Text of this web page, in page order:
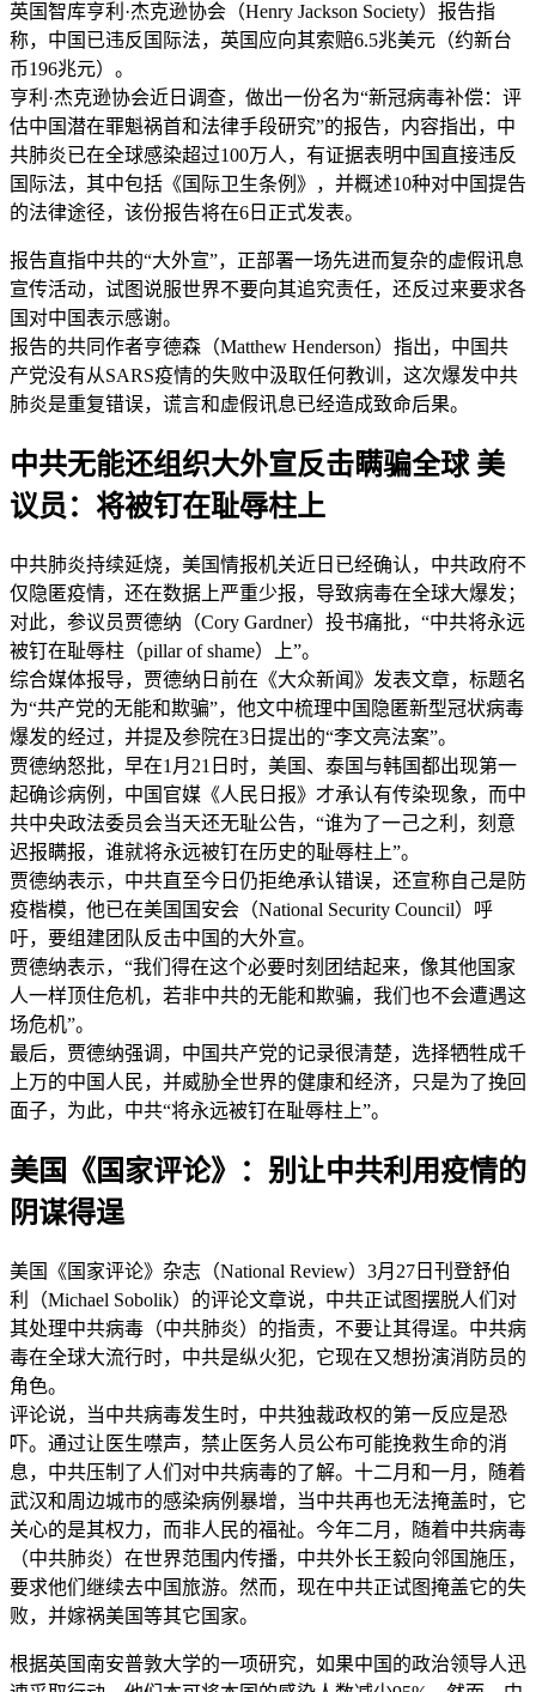
英国智库亨利·杰克逊协会（Henry Jackson Society）报告指
称，中国已违反国际法，英国应向其索赔6.5兆美元（约新台
币196兆元）。
亨利·杰克逊协会近日调查，做出一份名为“新冠病毒补偿：评
估中国潜在罪魁祸首和法律手段研究”的报告，内容指出，中
共肺炎已在全球感染超过100万人，有证据表明中国直接违反
国际法，其中包括《国际卫生条例》，并概述10种对中国提告
的法律途径，该份报告将在6日正式发表。
报告直指中共的“大外宣”，正部署一场先进而复杂的虚假讯息
宣传活动，试图说服世界不要向其追究责任，还反过来要求各
国对中国表示感谢。
报告的共同作者亨德森（Matthew Henderson）指出，中国共
产党没有从SARS疫情的失败中汲取任何教训，这次爆发中共
肺炎是重复错误，谎言和虚假讯息已经造成致命后果。
中共无能还组织大外宣反击瞒骗全球 美
议员：将被钉在耻辱柱上
中共肺炎持续延烧，美国情报机关近日已经确认，中共政府不
仅隐匿疫情，还在数据上严重少报，导致病毒在全球大爆发；
对此，参议员贾德纳（Cory Gardner）投书痛批，“中共将永远
被钉在耻辱柱（pillar of shame）上”。
综合媒体报导，贾德纳日前在《大众新闻》发表文章，标题名
为“共产党的无能和欺骗”，他文中梳理中国隐匿新型冠状病毒
爆发的经过，并提及参院在3日提出的“李文亮法案”。
贾德纳怒批，早在1月21日时，美国、泰国与韩国都出现第一
起确诊病例，中国官媒《人民日报》才承认有传染现象，而中
共中央政法委员会当天还无耻公告，“谁为了一己之利，刻意
迟报瞒报，谁就将永远被钉在历史的耻辱柱上”。
贾德纳表示，中共直至今日仍拒绝承认错误，还宣称自己是防
疫楷模，他已在美国国安会（National Security Council）呼
吁，要组建团队反击中国的大外宣。
贾德纳表示，“我们得在这个必要时刻团结起来，像其他国家
人一样顶住危机，若非中共的无能和欺骗，我们也不会遭遇这
场危机”。
最后，贾德纳强调，中国共产党的记录很清楚，选择牺牲成千
上万的中国人民，并威胁全世界的健康和经济，只是为了挽回
面子，为此，中共“将永远被钉在耻辱柱上”。
美国《国家评论》：别让中共利用疫情的
阴谋得逞
美国《国家评论》杂志（National Review）3月27日刊登舒伯
利（Michael Sobolik）的评论文章说，中共正试图摆脱人们对
其处理中共病毒（中共肺炎）的指责，不要让其得逞。中共病
毒在全球大流行时，中共是纵火犯，它现在又想扮演消防员的
角色。
评论说，当中共病毒发生时，中共独裁政权的第一反应是恐
吓。通过让医生噤声，禁止医务人员公布可能挽救生命的消
息，中共压制了人们对中共病毒的了解。十二月和一月，随着
武汉和周边城市的感染病例暴增，当中共再也无法掩盖时，它
关心的是其权力，而非人民的福祉。今年二月，随着中共病毒
（中共肺炎）在世界范围内传播，中共外长王毅向邻国施压，
要求他们继续去中国旅游。然而，现在中共正试图掩盖它的失
败，并嫁祸美国等其它国家。
根据英国南安普敦大学的一项研究，如果中国的政治领导人迅